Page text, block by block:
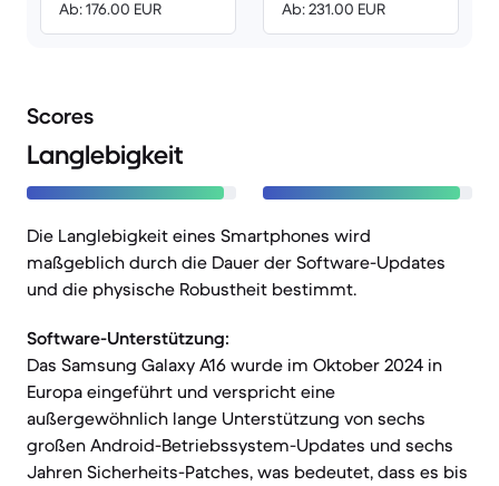
Ab: 176.00 EUR Ab: 231.00 EUR
Scores
Langlebigkeit
Die Langlebigkeit eines Smartphones wird
maßgeblich durch die Dauer der Software-Updates
und die physische Robustheit bestimmt.
Software-Unterstützung:
Das Samsung Galaxy A16 wurde im Oktober 2024 in
Europa eingeführt und verspricht eine
außergewöhnlich lange Unterstützung von sechs
großen Android-Betriebssystem-Updates und sechs
Jahren Sicherheits-Patches, was bedeutet, dass es bis